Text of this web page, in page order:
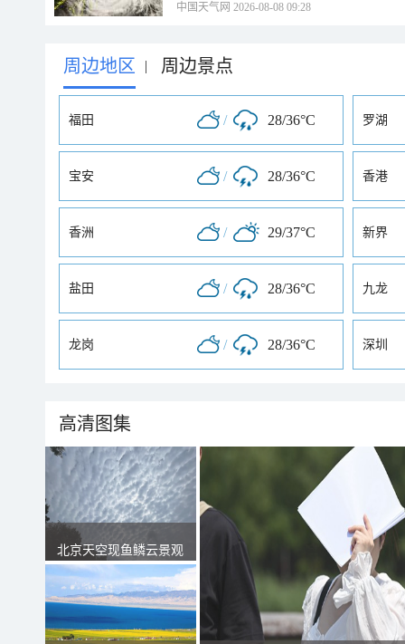
中国天气网 2026-08-08 09:28
周边地区 | 周边景点
福田 / 28/36°C 罗湖
宝安 / 28/36°C 香港
香洲 / 29/37°C 新界
盐田 / 28/36°C 九龙
龙岗 / 28/36°C 深圳
高清图集
北京天空现鱼鳞云景观